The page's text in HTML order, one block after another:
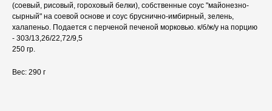
(соевый, рисовый, гороховый белки), собственные соус "майонезно-
сырный" на соевой основе и соус бруснично-имбирный, зелень,
халапеньо. Подается с перченой печеной морковью. к/б/ж/у на порцию
- 303/13,26/22,72/9,5
250 гр.
Вес: 290 г